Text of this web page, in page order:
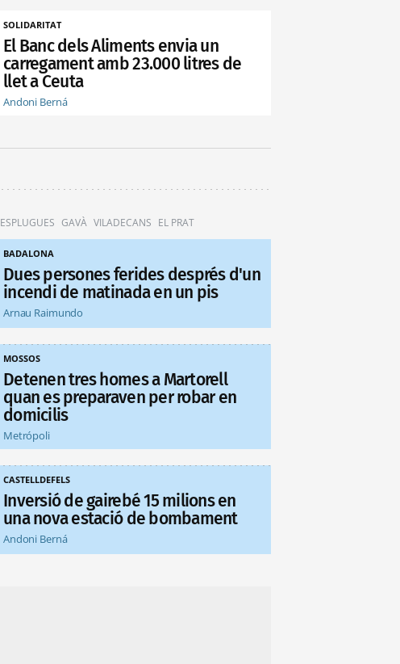
SOLIDARITAT
El Banc dels Aliments envia un
carregament amb 23.000 litres de
llet a Ceuta
Andoni Berná
ESPLUGUES GAVÀ VILADECANS EL PRAT
BADALONA
Dues persones ferides després d'un
incendi de matinada en un pis
Arnau Raimundo
MOSSOS
Detenen tres homes a Martorell
quan es preparaven per robar en
domicilis
Metrópoli
CASTELLDEFELS
Inversió de gairebé 15 milions en
una nova estació de bombament
Andoni Berná